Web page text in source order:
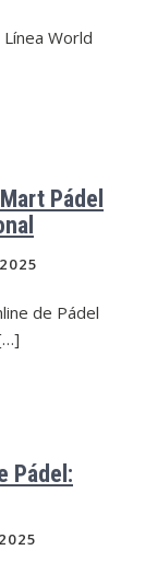
World
Pádel
de Pádel
Pádel: